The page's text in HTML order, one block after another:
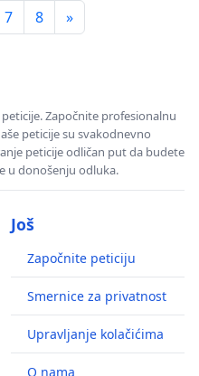
7 8 »
Započnite profesionalnu
peticije su svakodnevno
peticije odličan put da budete
u donošenju odluka.
Još
Započnite peticiju
Smernice za privatnost
Upravljanje kolačićima
O nama